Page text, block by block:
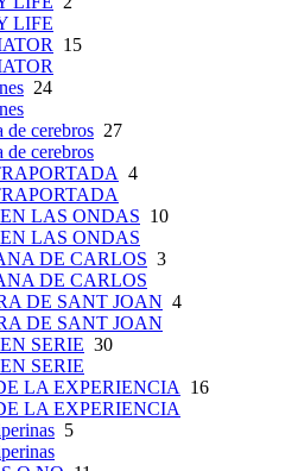
LIFE
15
24
de cerebros 27
de cerebros
4
LAS ONDAS 10
LAS ONDAS
DE CARLOS 3
DE CARLOS
DE SANT JOAN 4
DE SANT JOAN
SERIE 30
SERIE
LA EXPERIENCIA
16
LA EXPERIENCIA
5